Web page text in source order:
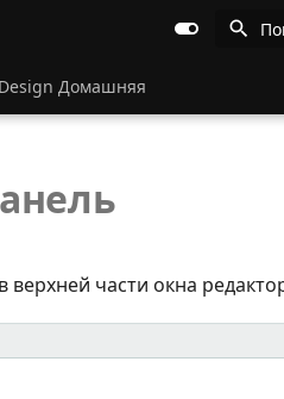
Домашняя
части окна